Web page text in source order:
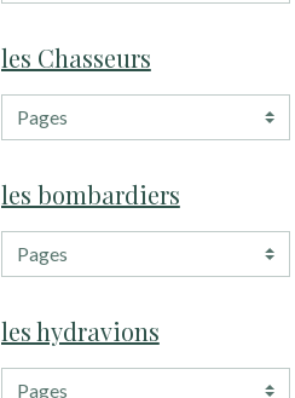
les Chasseurs
les bombardiers
les hydravions